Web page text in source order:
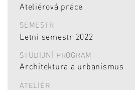
Ateliérová práce
SEMESTR
Letní semestr 2022
STUDIJNÍ PROGRAM
Architektura a urbanismus
ATELIÉR